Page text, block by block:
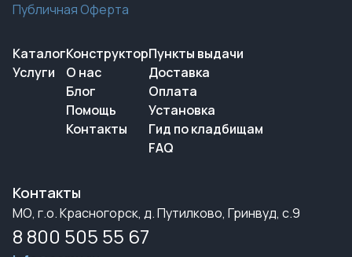
Публичная Оферта
Каталог
Услуги
Конструктор
О нас
Блог
Помощь
Контакты
Пункты выдачи
Доставка
Оплата
Установка
Гид по кладбищам
FAQ
Контакты
МО, г.о. Красногорск, д. Путилково, Гринвуд, с.9
8 800 505 55 67